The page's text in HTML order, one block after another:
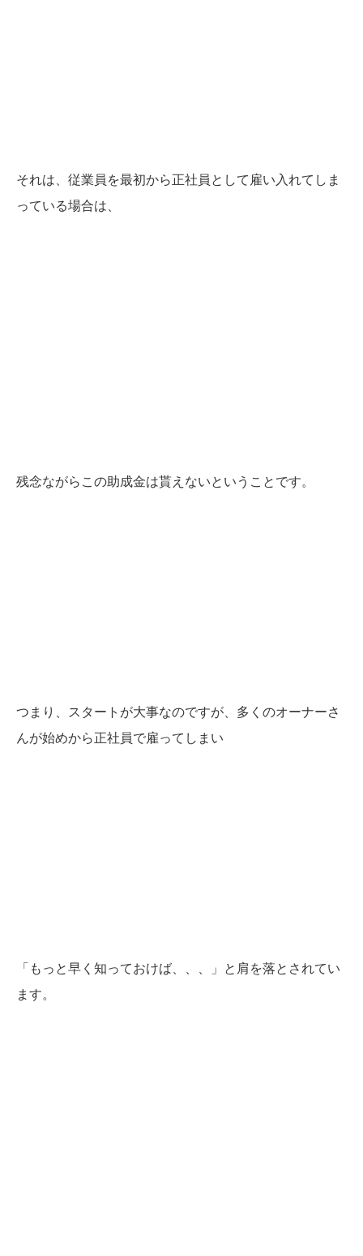
それは、従業員を最初から正社員として雇い入れてしま
っている場合は、
残念ながらこの助成金は貰えないということです。
つまり、スタートが大事なのですが、多くのオーナーさ
んが始めから正社員で雇ってしまい
「もっと早く知っておけば、、、」と肩を落とされてい
ます。